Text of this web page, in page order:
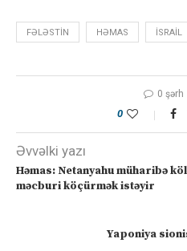
FƏLƏSTIN HƏMAS ISRAIL
0 şərh
0
Əvvəlki yazı
Həmas: Netanyahu müharibə
məcburi köçürmək istəyir
Yaponiya